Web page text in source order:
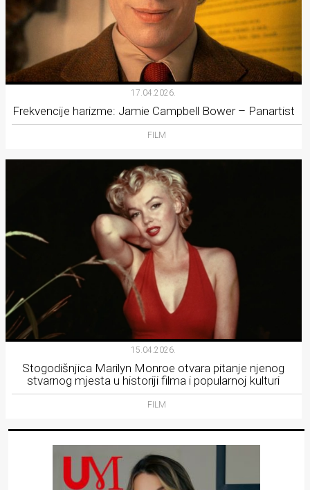
17.04.2026.
Frekvencije harizme: Jamie Campbell Bower – Panartist
FILM
15.04.2026.
Stogodišnjica Marilyn Monroe otvara pitanje njenog
stvarnog mjesta u historiji filma i popularnoj kulturi
FILM